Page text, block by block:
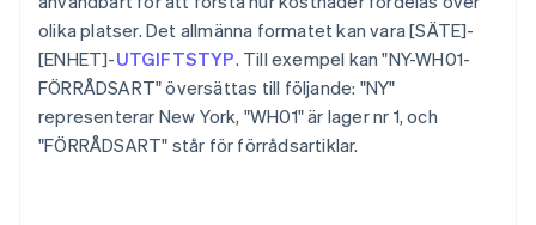
olika platser. Det allmänna formatet kan vara [SÄTE]-
[ENHET]-UTGIFTSTYP. Till exempel kan "NY-WH01-
FÖRRÅDSART" översättas till följande: "NY"
representerar New York, "WH01" är lager nr 1, och
"FÖRRÅDSART" står för förrådsartiklar.